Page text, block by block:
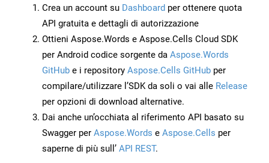
Crea un account su Dashboard per ottenere quota
API gratuita e dettagli di autorizzazione
Ottieni Aspose.Words e Aspose.Cells Cloud SDK
per Android codice sorgente da Aspose.Words
GitHub e i repository Aspose.Cells GitHub per
compilare/utilizzare l’SDK da soli o vai alle Release
per opzioni di download alternative.
Dai anche un’occhiata al riferimento API basato su
Swagger per Aspose.Words e Aspose.Cells per
saperne di più sull’ API REST.